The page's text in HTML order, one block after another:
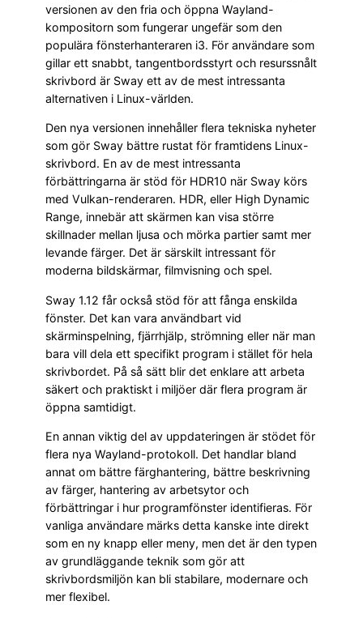
versionen av den fria och öppna Wayland-
kompositorn som fungerar ungefär som den
populära fönsterhanteraren i3. För användare som
gillar ett snabbt, tangentbordsstyrt och resurssnålt
skrivbord är Sway ett av de mest intressanta
alternativen i Linux-världen.
Den nya versionen innehåller flera tekniska nyheter
som gör Sway bättre rustat för framtidens Linux-
skrivbord. En av de mest intressanta
förbättringarna är stöd för HDR10 när Sway körs
med Vulkan-renderaren. HDR, eller High Dynamic
Range, innebär att skärmen kan visa större
skillnader mellan ljusa och mörka partier samt mer
levande färger. Det är särskilt intressant för
moderna bildskärmar, filmvisning och spel.
Sway 1.12 får också stöd för att fånga enskilda
fönster. Det kan vara användbart vid
skärminspelning, fjärrhjälp, strömning eller när man
bara vill dela ett specifikt program i stället för hela
skrivbordet. På så sätt blir det enklare att arbeta
säkert och praktiskt i miljöer där flera program är
öppna samtidigt.
En annan viktig del av uppdateringen är stödet för
flera nya Wayland-protokoll. Det handlar bland
annat om bättre färghantering, bättre beskrivning
av färger, hantering av arbetsytor och
förbättringar i hur programfönster identifieras. För
vanliga användare märks detta kanske inte direkt
som en ny knapp eller meny, men det är den typen
av grundläggande teknik som gör att
skrivbordsmiljön kan bli stabilare, modernare och
mer flexibel.